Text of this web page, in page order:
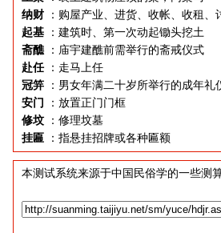
纳财
：购屋产业、进货、收帐、收租
起基
：建筑时、第一次动起锄头挖土
斋醮 ：庙宇建醮前需举行的斋戒仪式
赴任 ：走马上任
冠笄
：男女年满二十岁所举行的成年礼
安门
：放置正门门框
修坟
：修理坟墓
挂匾
：指悬挂招牌或各种匾额
本测试系统来源于中国民俗学的一些测